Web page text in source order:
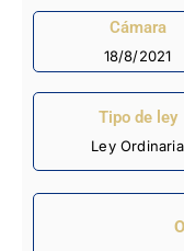
Cámara
18/8/2021
Tipo de ley
Ley Ordinaria